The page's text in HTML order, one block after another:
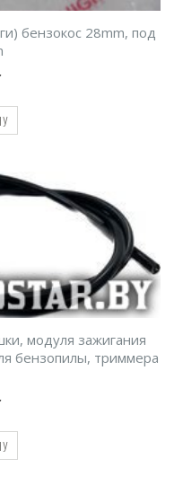
бензокос 28mm, под
модуля зажигания
бензопилы, триммера